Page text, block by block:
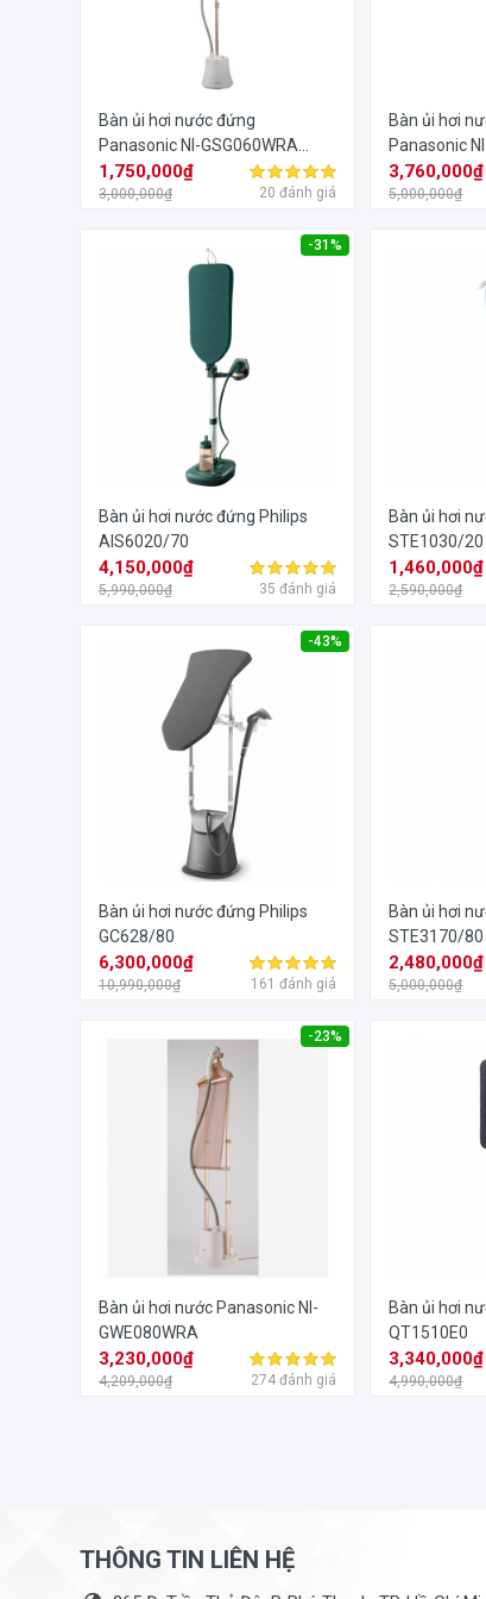
Bàn ủi hơi nước đứng
Panasonic NI-GSG060WRA
2000W
1,750,000₫
3,000,000₫ 20 đánh giá
Bàn ủi hơi
Panasonic
2400W
3,760,000₫
5,000,000₫
-31%
Bàn ủi hơi nước đứng Philips
AIS6020/70
4,150,000₫
5,990,000₫ 35 đánh giá
Bàn ủi hơi
STE1030/20
1,460,000₫
2,590,000₫
-43%
Bàn ủi hơi nước đứng Philips
GC628/80
6,300,000₫
10,990,000₫ 161 đánh giá
Bàn ủi hơi
STE3170/80
2,480,000₫
5,000,000₫
-23%
Bàn ủi hơi nước Panasonic NI-
GWE080WRA
3,230,000₫
4,209,000₫ 274 đánh giá
Bàn ủi hơi
QT1510E0
3,340,000₫
4,990,000₫
THÔNG TIN LIÊN HỆ